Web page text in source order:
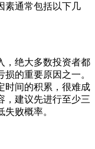
素通常包括以下几
，绝大多数投资者都
的重要原因之一。
时间的积累，很难成
，建议先进行至少三
败概率。